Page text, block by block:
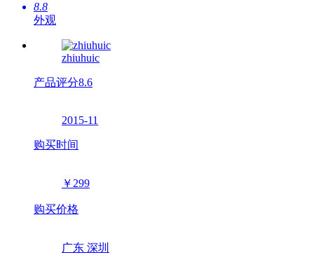
8.8
外观
zhiuhuic
产品评分8.6
2015-11
购买时间
￥299
购买价格
广东 深圳